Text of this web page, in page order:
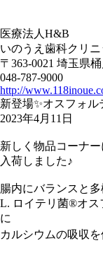
医療法人H&B
いのうえ歯科クリニ
〒363-0021 埼玉県
048-787-9000
http://
新登場✨オスフォル
2023年4月11日
新しく物品コーナ
入荷しました♪
腸内にバランスと
L. ロイテリ菌®オス
に
カルシウムの吸収